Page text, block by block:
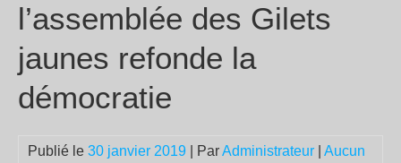
l’assemblée des Gilets
jaunes refonde la
démocratie
Publié le 30 janvier 2019 | ParAdministrateur
Aucun